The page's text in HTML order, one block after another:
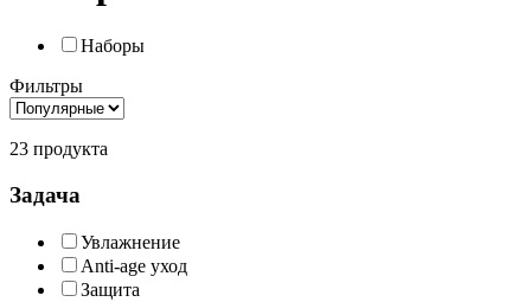
Наборы
Фильтры
23 продукта
Задача
Увлажнение
Anti-age уход
Защита